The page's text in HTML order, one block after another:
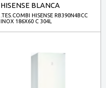
HISENSE BLANCA
.TES.COMBI HISENSE RB390N4BCC
INOX 186X60 C 304L